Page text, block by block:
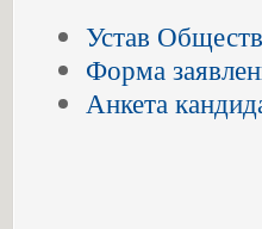
Устав
Форма
Анкета